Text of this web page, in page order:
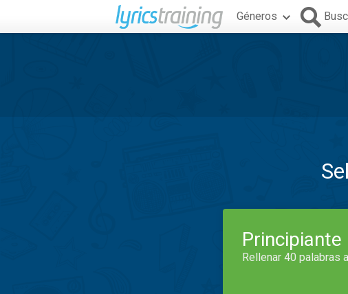
Géneros
Principiante
Rellenar 40 palabras